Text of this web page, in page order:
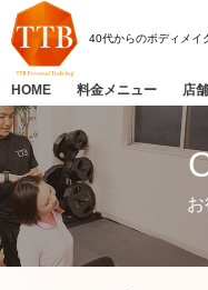
40代からのボディメイ
HOME 料金メニュー 店